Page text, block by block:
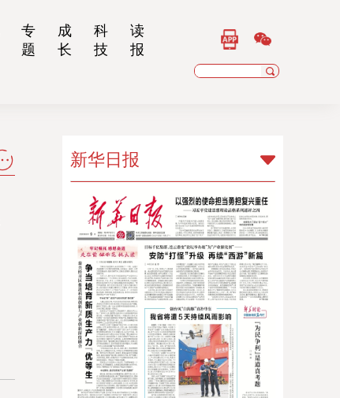
专
题
成
长
科
技
读
报
新华日报
新华日报
扬子晚报
乡村干部报
南京晨报
江苏经济报
江苏法治报
江南时报